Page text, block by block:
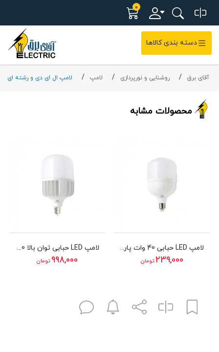
0
دسته بندی کالاها
آقای برق روشنایی و نورپردازی لامپ لامپ ال ای دی و رشته ای
محصولات مشابه
لامپ LED حبابی 40 وات پارمیس مدل SMD LED BULB 40W
239,000تومان
لامپ LED حبابی توان بالا 150 وات پارمیس مدل HIGH POWER SMD LED BULB 150W
998,000 تومان